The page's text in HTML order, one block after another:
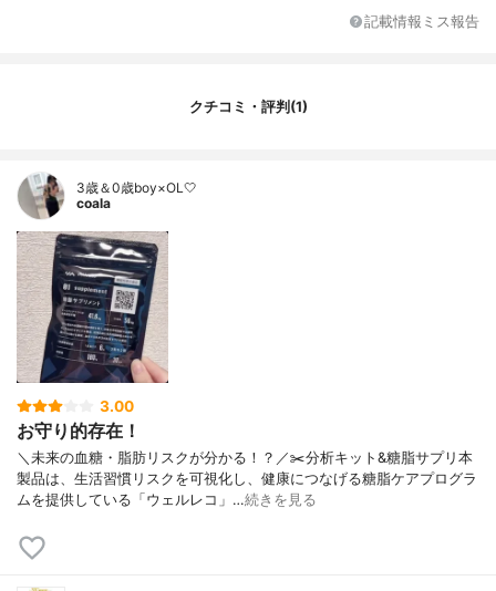
記載情報ミス報告
クチコミ・評判(1)
3歳＆0歳boy×OL🤍
coala
3.00
お守り的存在！
＼未来の血糖・脂肪リスクが分かる！？／✂️分析キット&糖脂サプリ本
製品は、生活習慣リスクを可視化し、健康につなげる糖脂ケアプログラ
ムを提供している「ウェルレコ」…続きを見る